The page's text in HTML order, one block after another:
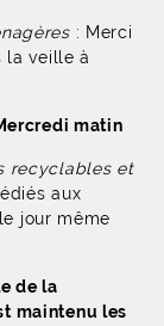
: Merci
la veille à
matin
recyclables et
aux
jour même
de la
maintenu les